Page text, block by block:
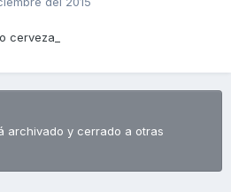
cerveza_
archivado y cerrado a otras